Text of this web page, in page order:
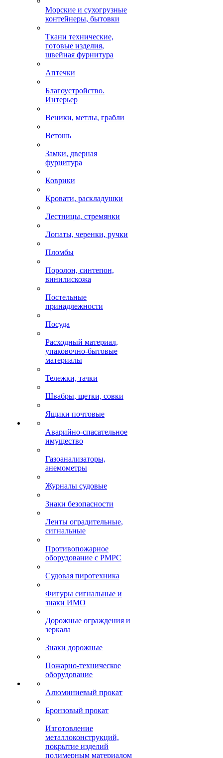
Морские и сухогрузные
контейнеры, бытовки
Ткани технические,
готовые изделия,
швейная фурнитура
Аптечки
Благоустройство.
Интерьер
Веники, метлы, грабли
Ветошь
Замки, дверная
фурнитура
Коврики
Кровати, раскладушки
Лестницы, стремянки
Лопаты, черенки, ручки
Пломбы
Поролон, синтепон,
винилискожа
Постельные
принадлежности
Посуда
Расходный материал,
упаковочно-бытовые
материалы
Тележки, тачки
Швабры, щетки, совки
Ящики почтовые
Аварийно-спасательное
имущество
Газоанализаторы,
анемометры
Журналы судовые
Знаки безопасности
Ленты оградительные,
сигнальные
Противопожарное
оборудование с РМРС
Судовая пиротехника
Фигуры сигнальные и
знаки ИМО
Дорожные ограждения и
зеркала
Знаки дорожные
Пожарно-техническое
оборудование
Алюминиевый прокат
Бронзовый прокат
Изготовление
металлоконструкций,
покрытие изделий
полимерным материалом